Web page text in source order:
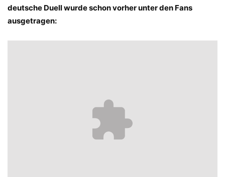
deutsche Duell wurde schon vorher unter den Fans
ausgetragen: